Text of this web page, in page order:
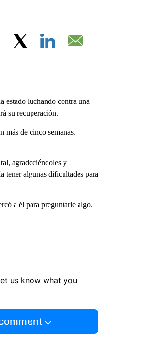
Facebook
estado luchando contra una
su recuperación.
más de cinco semanas,
agradeciéndoles y
tener algunas dificultades para
a él para preguntarle algo.
us know what you